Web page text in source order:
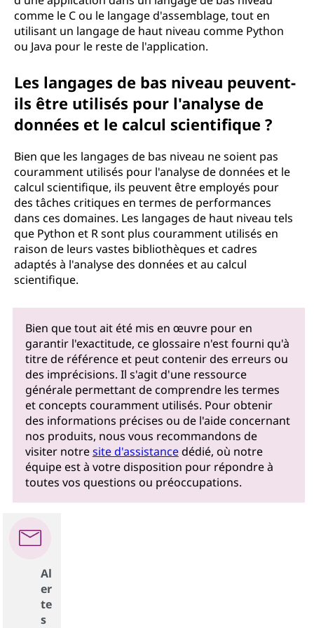
comme le C ou le langage d'assemblage, tout en
utilisant un langage de haut niveau comme Python
ou Java pour le reste de l'application.
Les langages de bas niveau peuvent-
ils être utilisés pour l'analyse de
données et le calcul scientifique ?
Bien que les langages de bas niveau ne soient pas
couramment utilisés pour l'analyse de données et le
calcul scientifique, ils peuvent être employés pour
des tâches critiques en termes de performances
dans ces domaines. Les langages de haut niveau tels
que Python et R sont plus couramment utilisés en
raison de leurs vastes bibliothèques et cadres
adaptés à l'analyse des données et au calcul
scientifique.
Bien que tout ait été mis en œuvre pour en
garantir l'exactitude, ce glossaire n'est fourni qu'à
titre de référence et peut contenir des erreurs ou
des imprécisions. Il s'agit d'une ressource
générale permettant de comprendre les termes
et concepts couramment utilisés. Pour obtenir
des informations précises ou de l'aide concernant
nos produits, nous vous recommandons de
visiter notresite d'assistancedédié, où notre
équipe est à votre disposition pour répondre à
toutes vos questions ou préoccupations.
Al
er
te
s